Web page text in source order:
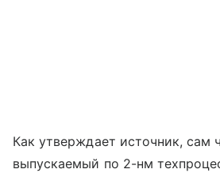
Как утверждает источник, сам
выпускаемый по 2-нм